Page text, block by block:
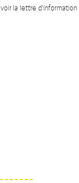
la lettre d'information